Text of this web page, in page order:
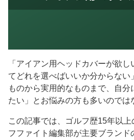
「アイアン用ヘッドカバーが欲
てどれを選べばいいか分からない
ものから実用的なものまで、自
たい」とお悩みの方も多いのでは
この記事では、ゴルフ歴15年以
フファイト編集部が主要ブラン